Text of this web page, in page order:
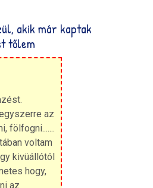
akik már kaptak
tőlem
az
fölfogni.......
voltam
kivüállótól
hogy,
az